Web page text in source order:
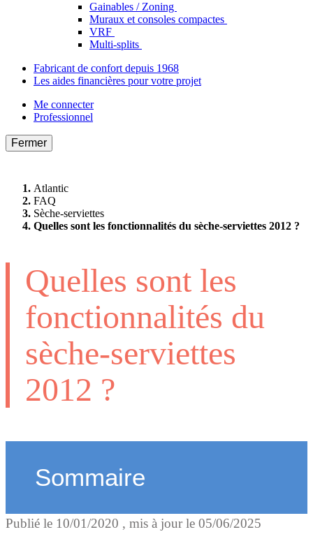
Gainables / Zoning
Muraux et consoles compactes
VRF
Multi-splits
Fabricant de confort depuis 1968
Les aides financières pour votre projet
Me connecter
Professionnel
Fermer
Atlantic
FAQ
Sèche-serviettes
Quelles sont les fonctionnalités du sèche-serviettes 2012 ?
Quelles sont les
fonctionnalités du
sèche-serviettes
2012 ?
Sommaire
Les fonctionnalités
Publié le 10/01/2020 , mis à jour le 05/06/2025